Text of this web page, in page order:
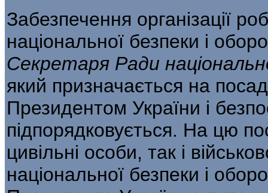
Забезпечення організації
національної безпеки і
Секретаря Ради
який призначається на
Президентом України і
підпорядковується. На цю
цивільні особи, так і
національної безпеки і